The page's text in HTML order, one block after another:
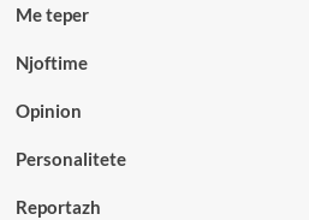
Me teper
Njoftime
Opinion
Personalitete
Reportazh